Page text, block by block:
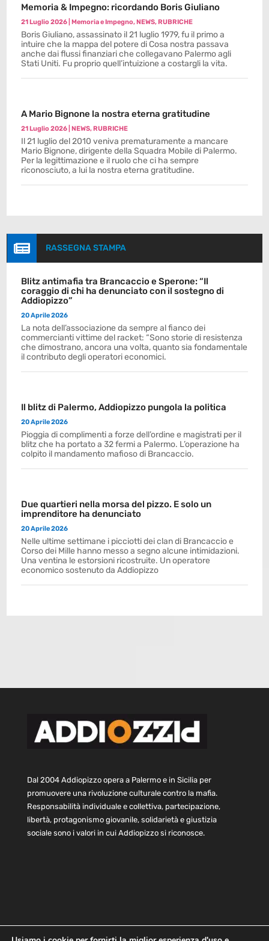
Memoria & Impegno: ricordando Boris Giuliano
21 Luglio 2026 |Memoria e Impegno,NEWS,RUBRICHE
Boris Giuliano, assassinato il 21 luglio 1979, fu il primo a
intuire che la mappa del potere di Cosa nostra passava
anche dai flussi finanziari che collegavano Palermo agli
Stati Uniti. Fu proprio quell’intuizione a costargli la vita.
A Mario Bignone la nostra eterna gratitudine
21 Luglio 2026 |NEWS,RUBRICHE
Il 21 luglio del 2010 veniva prematuramente a mancare
Mario Bignone, dirigente della Squadra Mobile di Palermo.
Per la legittimazione e il ruolo che ci ha sempre
riconosciuto, a lui la nostra eterna gratitudine.
 RASSEGNA STAMPA
Blitz antimafia tra Brancaccio e Sperone: “Il
coraggio di chi ha denunciato con il sostegno di
Addiopizzo”
20 Aprile 2026
La nota dell’associazione da sempre al fianco dei
commercianti vittime del racket: “Sono storie di resistenza
che dimostrano, ancora una volta, quanto sia fondamentale
il contributo degli operatori economici.
Il blitz di Palermo, Addiopizzo pungola la politica
20 Aprile 2026
Pioggia di complimenti a forze dell’ordine e magistrati per il
blitz che ha portato a 32 fermi a Palermo. L’operazione ha
colpito il mandamento mafioso di Brancaccio.
Due quartieri nella morsa del pizzo. E solo un
imprenditore ha denunciato
20 Aprile 2026
Nelle ultime settimane i picciotti dei clan di Brancaccio e
Corso dei Mille hanno messo a segno alcune intimidazioni.
Una ventina le estorsioni ricostruite. Un operatore
economico sostenuto da Addiopizzo
Dal 2004 Addiopizzo opera a Palermo e in Sicilia per
promuovere una rivoluzione culturale contro la mafia.
Responsabilità individuale e collettiva, partecipazione,
libertà, protagonismo giovanile, solidarietà e giustizia
sociale sono i valori in cui Addiopizzo si riconosce.